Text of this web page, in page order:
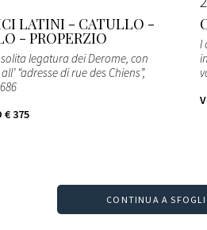
LATINI - CATULLO -
- PROPERZIO
legatura dei Derome, con
“adresse di rue des Chiens”,
€ 375
I
CONTINUA A